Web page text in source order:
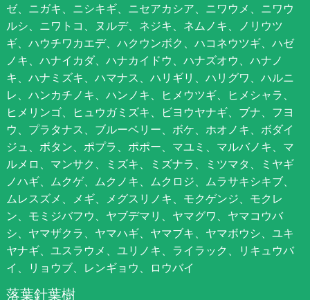
ゼ、ニガキ、ニシキギ、ニセアカシア、ニワウメ、ニワウ
ルシ、ニワトコ、ヌルデ、ネジキ、ネムノキ、ノリウツ
ギ、ハウチワカエデ、ハクウンボク、ハコネウツギ、ハゼ
ノキ、ハナイカダ、ハナカイドウ、ハナズオウ、ハナノ
キ、ハナミズキ、ハマナス、ハリギリ、ハリグワ、ハルニ
レ、ハンカチノキ、ハンノキ、ヒメウツギ、ヒメシャラ、
ヒメリンゴ、ヒュウガミズキ、ビヨウヤナギ、ブナ、フヨ
ウ、プラタナス、ブルーベリー、ボケ、ホオノキ、ボダイ
ジュ、ボタン、ポプラ、ポポー、マユミ、マルバノキ、マ
ルメロ、マンサク、ミズキ、ミズナラ、ミツマタ、ミヤギ
ノハギ、ムクゲ、ムクノキ、ムクロジ、ムラサキシキブ、
ムレスズメ、メギ、メグスリノキ、モクゲンジ、モクレ
ン、モミジバフウ、ヤブデマリ、ヤマグワ、ヤマコウバ
シ、ヤマザクラ、ヤマハギ、ヤマブキ、ヤマボウシ、ユキ
ヤナギ、ユスラウメ、ユリノキ、ライラック、リキュウバ
イ、リョウブ、レンギョウ、ロウバイ
落葉針葉樹